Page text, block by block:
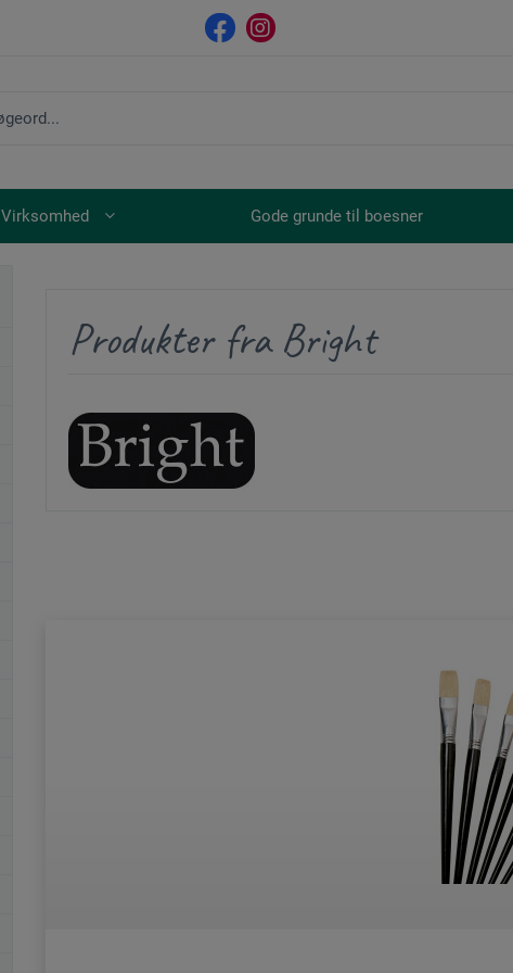
Virksomhed Gode grunde til boesner
Produkter fra Bright